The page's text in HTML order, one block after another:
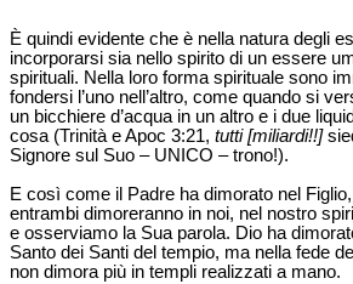
È quindi evidente che è nella natura degli
incorporarsi sia nello spirito di un essere
spirituali. Nella loro forma spirituale sono
fondersi l’uno nell’altro, come quando si
un bicchiere d’acqua in un altro e i due
cosa (Trinità e Apoc 3:21, tutti [miliardi!!]
Signore sul Suo – UNICO – trono!).
E così come il Padre ha dimorato nel
entrambi dimoreranno in noi, nel nostro
e osserviamo la Sua parola. Dio ha
Santo dei Santi del tempio, ma nella fede
non dimora più in templi realizzati a mano.